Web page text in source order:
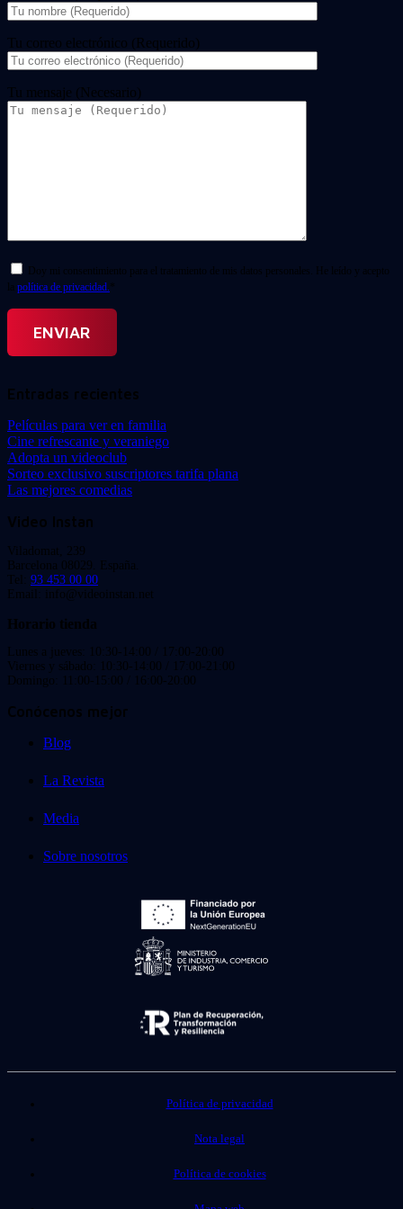
Tu correo electrónico (Requerido)
Tu mensaje (Necesario)
Doy mi consentimiento para el tratamiento de mis datos personales. He leído y acepto
la política de privacidad. *
Entradas recientes
Películas para ver en familia
Cine refrescante y veraniego
Adopta un videoclub
Sorteo exclusivo suscriptores tarifa plana
Las mejores comedias
Video Instan
Viladomat, 239
Barcelona 08029. España.
Tel: 93 453 00 00
Email: info@videoinstan.net
Horario tienda
Lunes a jueves: 10:30-14:00 / 17:00-20:00
Viernes y sábado: 10:30-14:00 / 17:00-21:00
Domingo: 11:00-15:00 / 16:00-20:00
Conócenos mejor
Blog
La Revista
Media
Sobre nosotros
Política de privacidad
Nota legal
Política de cookies